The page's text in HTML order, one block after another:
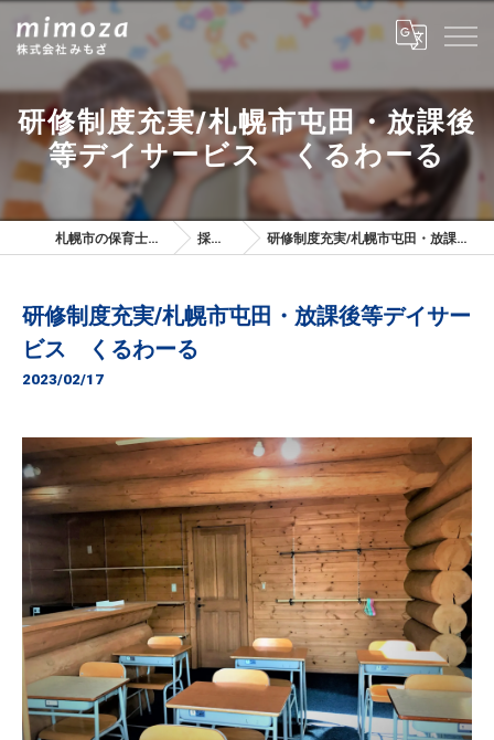
研修制度充実/札幌市屯田・放課後
等デイサービス くるわーる
札幌市の保育士は株式会社みもざ 採用ブログ 研修制度充実/札幌市屯田・放課後等デイサービス くるわーる
研修制度充実/札幌市屯田・放課後等デイサー
ビス くるわーる
2023/02/17